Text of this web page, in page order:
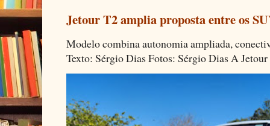
Jetour T2 amplia proposta entre os
Modelo combina autonomia ampliada,
Texto: Sérgio Dias Fotos: Sérgio Dias A